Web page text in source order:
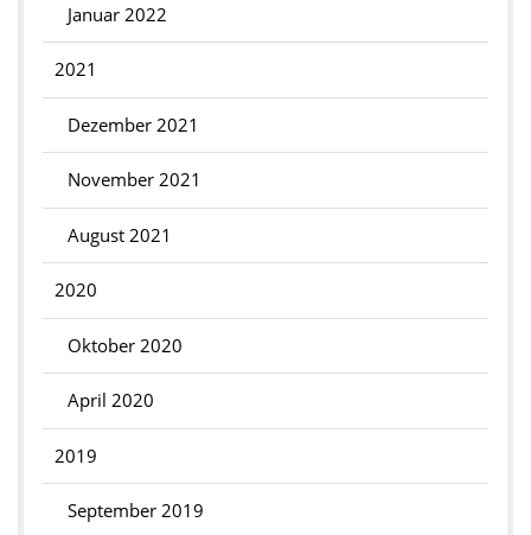
Januar 2022
2021
Dezember 2021
November 2021
August 2021
2020
Oktober 2020
April 2020
2019
September 2019